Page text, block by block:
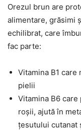
Orezul brun are
alimentare, grăsimi
echilibrat, care
fac parte:
Vitamina B1 care
pielii
Vitamina B6
roșii, ajută în
țesutului cutanat